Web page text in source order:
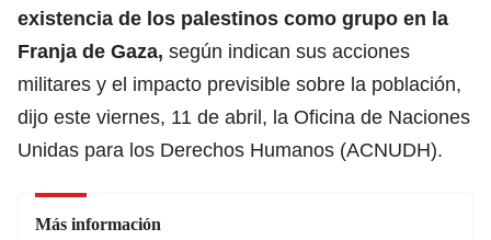
existencia de los palestinos como grupo en la
Franja de Gaza, según indican sus acciones
militares y el impacto previsible sobre la población,
dijo este viernes, 11 de abril, la Oficina de Naciones
Unidas para los Derechos Humanos (ACNUDH).
Más información